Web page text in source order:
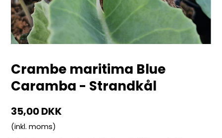
Crambe maritima Blue
Caramba - Strandkål
35,00 DKK
(inkl. moms)